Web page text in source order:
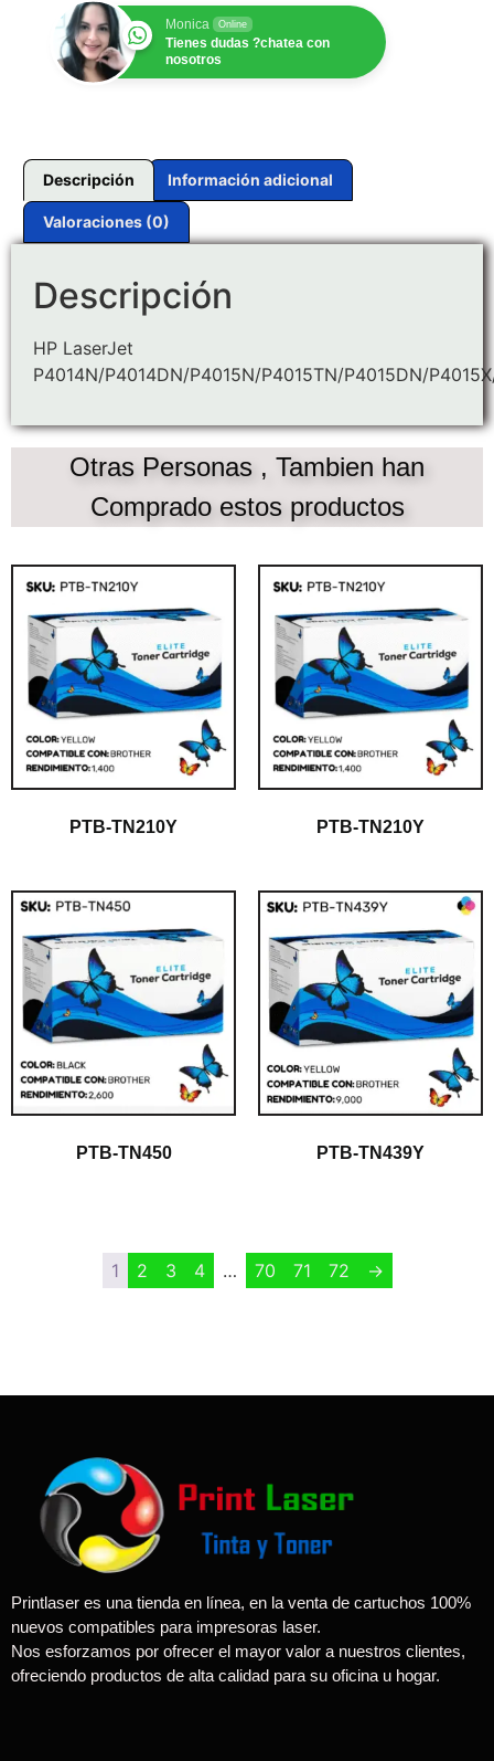
Monica Online
Tienes dudas ?chatea con
nosotros
Descripción Información adicional
Valoraciones (0)
Descripción
HP LaserJet
P4014N/P4014DN/P4015N/P4015TN/P4015DN/
Otras Personas , Tambien han
Comprado estos productos
PTB-TN210Y PTB-TN210Y
PTB-TN450
PTB-TN439Y
1 2 3 4 … 70 71 72 →
Printlaser es una tienda en línea, en la venta de cartuchos 100%
nuevos compatibles para impresoras laser.
Nos esforzamos por ofrecer el mayor valor a nuestros clientes,
ofreciendo productos de alta calidad para su oficina u hogar.